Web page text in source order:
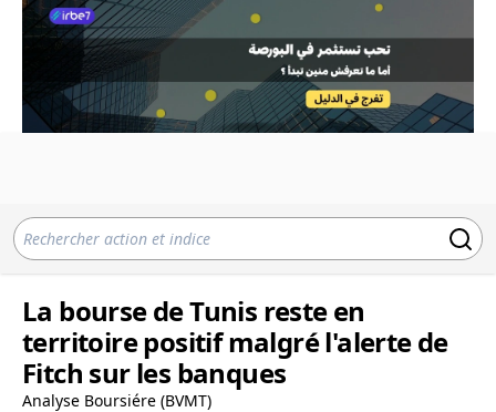
La bourse de Tunis reste en
territoire positif malgré l'alerte de
Fitch sur les banques
Analyse Boursiére (BVMT)